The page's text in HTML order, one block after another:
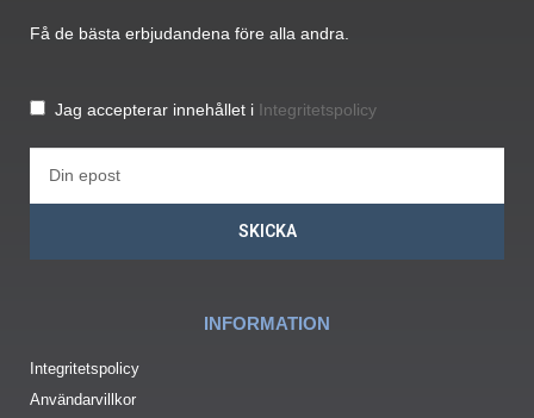
Få de bästa erbjudandena före alla andra.
Jag accepterar innehållet i Integritetspolicy
SKICKA
INFORMATION
Integritetspolicy
Användarvillkor